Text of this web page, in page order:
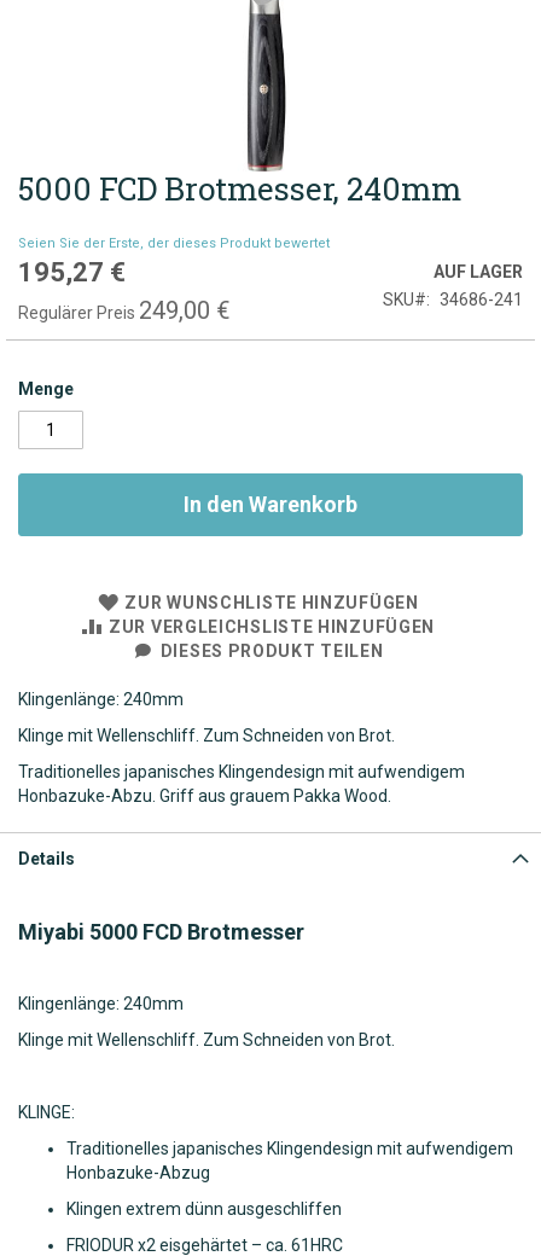
Zum
Anfang
springen
5000 FCD Brotmesser, 240mm
Seien Sie der Erste, der dieses Produkt bewertet
Sonderpreis
195,27 €
Regulärer Preis 249,00 €
AUF LAGER
SKU
34686-241
Menge
In den Warenkorb
ZUR WUNSCHLISTE HINZUFÜGEN
ZUR VERGLEICHSLISTE HINZUFÜGEN
DIESES PRODUKT TEILEN
Klingenlänge: 240mm
Klinge mit Wellenschliff. Zum Schneiden von Brot.
Traditionelles japanisches Klingendesign mit aufwendigem
Honbazuke-Abzu. Griff aus grauem Pakka Wood.
Details
Miyabi 5000 FCD Brotmesser
Klingenlänge: 240mm
Klinge mit Wellenschliff. Zum Schneiden von Brot.
KLINGE:
Traditionelles japanisches Klingendesign mit aufwendigem
Honbazuke-Abzug
Klingen extrem dünn ausgeschliffen
FRIODUR x2 eisgehärtet – ca. 61HRC